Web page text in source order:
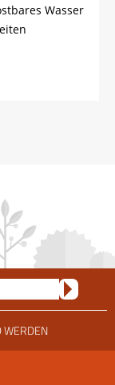
Wasser
WERDEN